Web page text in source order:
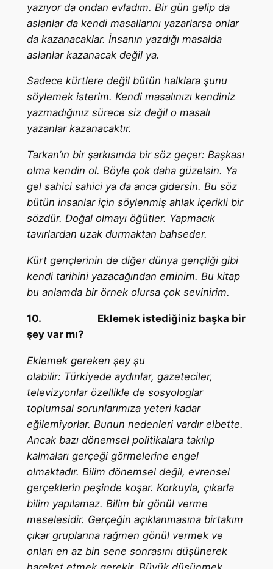
yazıyor da ondan evladım. Bir gün gelip da
aslanlar da kendi masallarını yazarlarsa onlar
da kazanacaklar. İnsanın yazdığı masalda
aslanlar kazanacak değil ya.
Sadece kürtlere değil bütün halklara şunu
söylemek isterim. Kendi masalınızı kendiniz
yazmadığınız sürece siz değil o masalı
yazanlar kazanacaktır.
Tarkan’ın bir şarkısında bir söz geçer: Başkası
olma kendin ol. Böyle çok daha güzelsin. Ya
gel sahici sahici ya da anca gidersin. Bu söz
bütün insanlar için söylenmiş ahlak içerikli bir
sözdür. Doğal olmayı öğütler. Yapmacık
tavırlardan uzak durmaktan bahseder.
Kürt gençlerinin de diğer dünya gençliği gibi
kendi tarihini yazacağından eminim. Bu kitap
bu anlamda bir örnek olursa çok sevinirim.
10. Eklemek istediğiniz başka bir
şey var mı?
Eklemek gereken şey şu
olabilir: Türkiyede aydınlar, gazeteciler,
televizyonlar özellikle de sosyologlar
toplumsal sorunlarımıza yeteri kadar
eğilemiyorlar. Bunun nedenleri vardır elbette.
Ancak bazı dönemsel politikalara takılıp
kalmaları gerçeği görmelerine engel
olmaktadır. Bilim dönemsel değil, evrensel
gerçeklerin peşinde koşar. Korkuyla, çıkarla
bilim yapılamaz. Bilim bir gönül verme
meselesidir. Gerçeğin açıklanmasına birtakım
çıkar gruplarına rağmen gönül vermek ve
onları en az bin sene sonrasını düşünerek